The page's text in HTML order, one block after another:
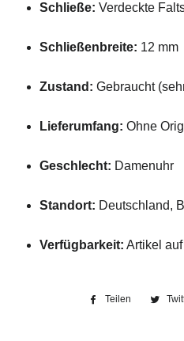
Schließe: Verdeckte
Schließenbreite: 12 mm
Zustand: Gebraucht
Lieferumfang: Ohne
Geschlecht: Damenuhr
Standort: Deutschland,
Verfügbarkeit: Artikel
Teilen
Auf